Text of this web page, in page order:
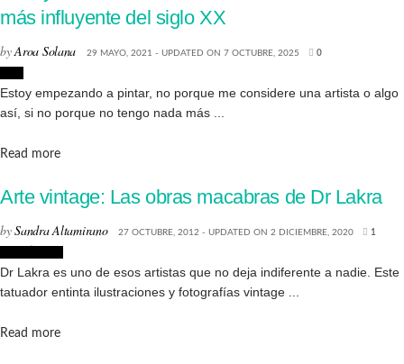
más influyente del siglo XX
byAroa Solana 29 MAYO, 2021 - UPDATED ON 7 OCTUBRE, 2025 0
Estoy empezando a pintar, no porque me considere una artista o algo
así, si no porque no tengo nada más ...
Read moreDetails
Arte vintage: Las obras macabras de Dr Lakra
bySandra Altamirano 27 OCTUBRE, 2012 - UPDATED ON 2 DICIEMBRE, 2020 1
Dr Lakra es uno de esos artistas que no deja indiferente a nadie. Este
tatuador entinta ilustraciones y fotografías vintage ...
Read moreDetails